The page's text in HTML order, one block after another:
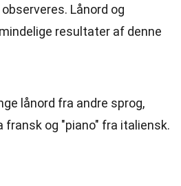
Lånord og
resultater af denne
lånord fra andre sprog,
fransk og "piano" fra italiensk.